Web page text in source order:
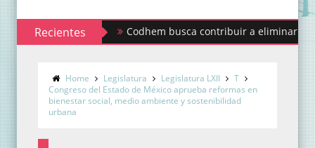
RecientesCodhem busca contribuir a eliminar los estigmas
Home Legislatura Legislatura LXII
T
Congreso del Estado de México aprueba reformas en
bienestar social, medio ambiente y sostenibilidad
urbana